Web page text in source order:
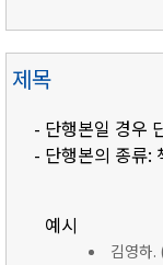
제목
- 단행본일 경우
- 단행본의 종류:
예시
김영하.